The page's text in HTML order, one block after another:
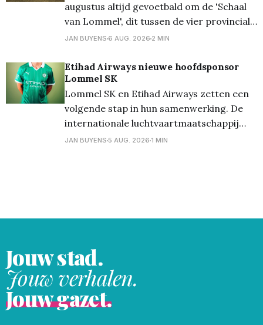
augustus altijd gevoetbald om de 'Schaal
van Lommel', dit tussen de vier provinciale
Lommelse clubs. Vanavond stonden op het
op het programma. En daarbij kwam
Verbroedering uit tegen Grenstrappers
Kolonie, en werd het 1-1,
JAN BUYENS 6 AUG. 2026 2 MIN
Etihad Airways nieuwe hoofdsponsor
Lommel SK
Lommel SK en Etihad Airways zetten een
volgende stap in hun samenwerking. De
internationale luchtvaartmaatschappij
wordt vanaf het seizoen 2026/27 de
JAN BUYENS 5 AUG. 2026 1 MIN
Jouw stad.
Jouw verhalen.
Jouw gazet.